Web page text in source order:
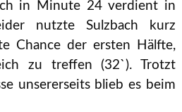
in Minute 24 verdient in
nutzte Sulzbach kurz
Chance der ersten Hälfte,
zu treffen (32`). Trotzt
unsererseits blieb es beim